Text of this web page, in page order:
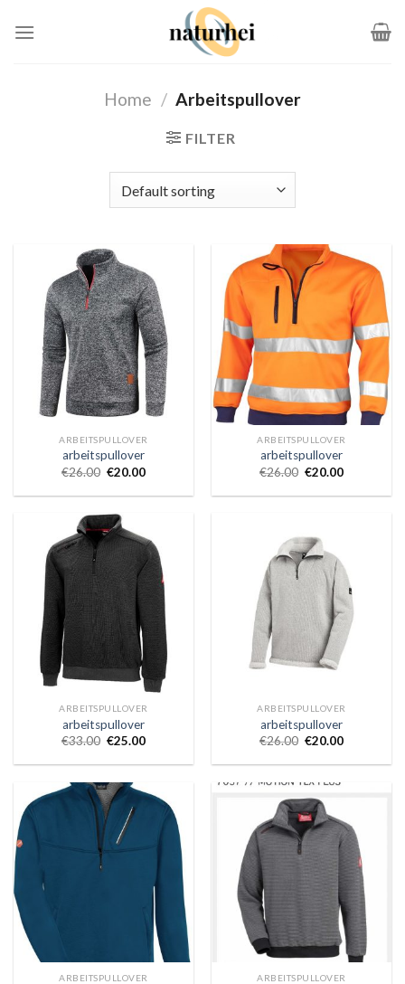
Inhalt
Home / Arbeitspullover
FILTER
ARBEITSPULLOVER
arbeitspullover
€26.00 €20.00
ARBEITSPULLOVER
arbeitspullover
€26.00 €20.00
ARBEITSPULLOVER
arbeitspullover
€33.00 €25.00
ARBEITSPULLOVER
arbeitspullover
€26.00 €20.00
ARBEITSPULLOVER ARBEITSPULLOVER